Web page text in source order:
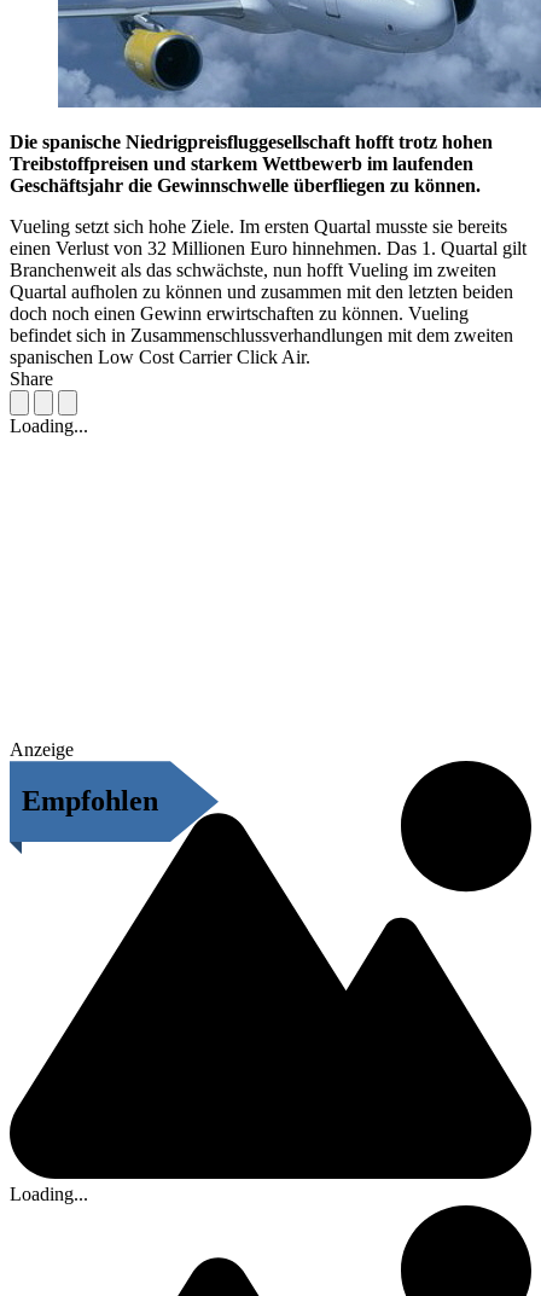
Die spanische Niedrigpreisfluggesellschaft hofft trotz hohen
Treibstoffpreisen und starkem Wettbewerb im laufenden
Geschäftsjahr die Gewinnschwelle überfliegen zu können.
Vueling setzt sich hohe Ziele. Im ersten Quartal musste sie bereits
einen Verlust von 32 Millionen Euro hinnehmen. Das 1. Quartal gilt
Branchenweit als das schwächste, nun hofft Vueling im zweiten
Quartal aufholen zu können und zusammen mit den letzten beiden
doch noch einen Gewinn erwirtschaften zu können. Vueling
befindet sich in Zusammenschlussverhandlungen mit dem zweiten
spanischen Low Cost Carrier Click Air.
Share
Loading...
Anzeige
Empfohlen
Loading...